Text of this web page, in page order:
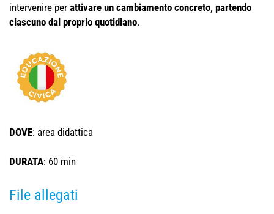
intervenire per attivare un cambiamento concreto, partendo
ciascuno dal proprio quotidiano.
DOVE: area didattica
DURATA: 60 min
File allegati